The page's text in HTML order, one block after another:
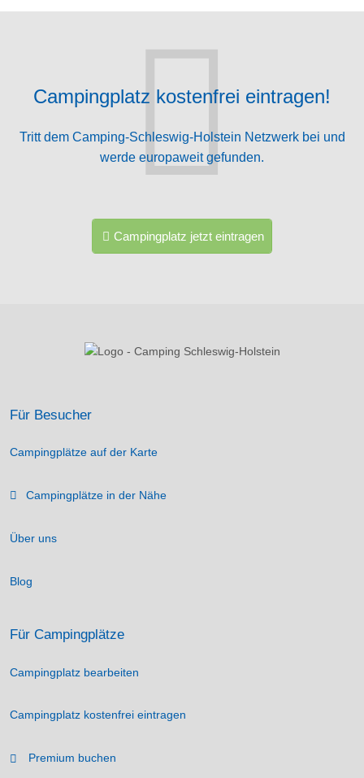
Campingplatz kostenfrei eintragen!
Tritt dem Camping-Schleswig-Holstein Netzwerk bei und
werde europaweit gefunden.
Campingplatz jetzt eintragen
Für Besucher
Campingplätze auf der Karte
Campingplätze in der Nähe
Über uns
Blog
Für Campingplätze
Campingplatz bearbeiten
Campingplatz kostenfrei eintragen
Premium buchen